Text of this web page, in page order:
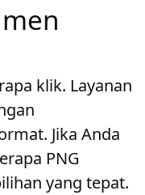
klik. Layanan
Jika Anda
PNG
yang tepat.